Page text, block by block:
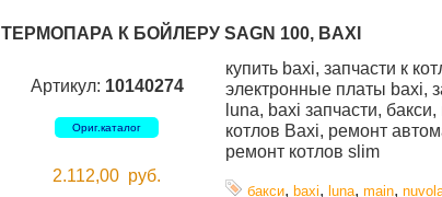
ТЕРМОПАРА К БОЙЛЕРУ SAGN 100, BAXI
Артикул: 10140274
Ориг.каталог
2.112,00 руб.
купить baxi, запчасти к
электронные платы baxi,
luna, baxi запчасти,
котлов Baxi, ремонт
ремонт котлов slim
бакси, baxi, luna, main,